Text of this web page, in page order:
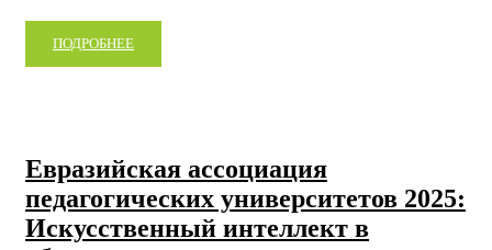
ПОДРОБНЕЕ
Евразийская ассоциация
педагогических университетов 2025:
Искусственный интеллект в